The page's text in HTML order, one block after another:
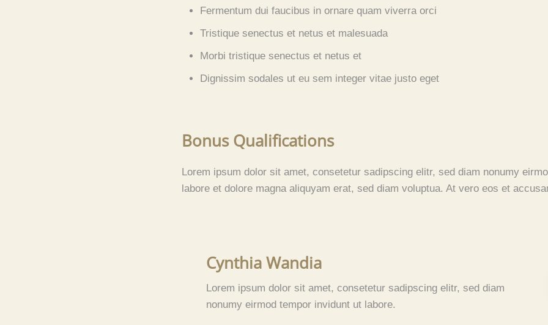
Fermentum dui faucibus in ornare quam viverra orci
Tristique senectus et netus et malesuada
Morbi tristique senectus et netus et
Dignissim sodales ut eu sem integer vitae justo eget
Bonus Qualifications
Lorem ipsum dolor sit amet, consetetur sadipscing elitr, sed diam nonumy
labore et dolore magna aliquyam erat, sed diam voluptua. At vero eos et
Cynthia Wandia
Lorem ipsum dolor sit amet, consetetur sadipscing elitr, sed diam
nonumy eirmod tempor invidunt ut labore.